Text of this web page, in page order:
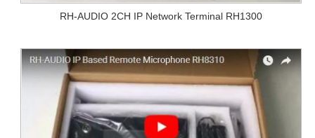
RH-AUDIO 2CH IP Network Terminal RH1300